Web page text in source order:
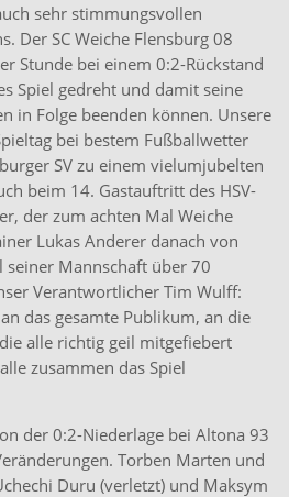
sehr stimmungsvollen
Der SC Weiche Flensburg 08
Stunde bei einem 0:2-Rückstand
Spiel gedreht und damit seine
in Folge beenden können. Unsere
bei bestem Fußballwetter
SV zu einem vielumjubelten
beim 14. Gastauftritt des HSV-
der zum achten Mal Weiche
Lukas Anderer danach von
seiner Mannschaft über 70
Verantwortlicher Tim Wulff:
das gesamte Publikum, an die
alle richtig geil mitgefiebert
zusammen das Spiel
der 0:2-Niederlage bei Altona 93
Torben Marten und
Duru (verletzt) und Maksym